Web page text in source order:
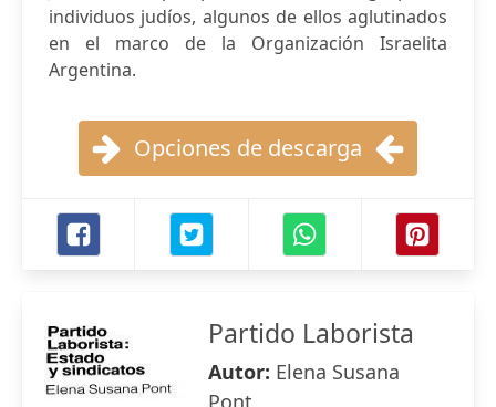
individuos judíos, algunos de ellos aglutinados
en el marco de la Organización Israelita
Argentina.
Opciones de descarga
Partido Laborista
Autor: Elena Susana
Pont